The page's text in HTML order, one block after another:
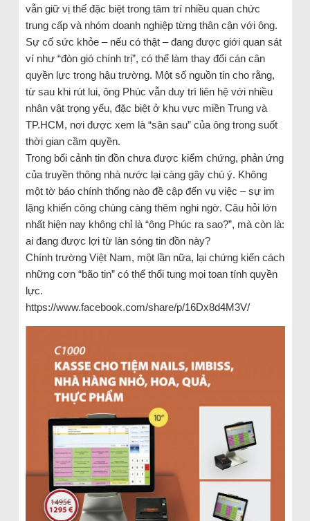
vẫn giữ vị thế đặc biệt trong tâm trí nhiều quan chức
trung cấp và nhóm doanh nghiệp từng thân cận với ông.
Sự cố sức khỏe – nếu có thật – đang được giới quan sát
ví như “đòn gió chính trị”, có thể làm thay đổi cán cân
quyền lực trong hậu trường. Một số nguồn tin cho rằng,
từ sau khi rút lui, ông Phúc vẫn duy trì liên hệ với nhiều
nhân vật trọng yếu, đặc biệt ở khu vực miền Trung và
TP.HCM, nơi được xem là “sân sau” của ông trong suốt
thời gian cầm quyền.
Trong bối cảnh tin đồn chưa được kiểm chứng, phản ứng
của truyền thông nhà nước lại càng gây chú ý. Không
một tờ báo chính thống nào đề cập đến vụ việc – sự im
lặng khiến công chúng càng thêm nghi ngờ. Câu hỏi lớn
nhất hiện nay không chỉ là “ông Phúc ra sao?”, mà còn là:
ai đang được lợi từ làn sóng tin đồn này?
Chính trường Việt Nam, một lần nữa, lại chứng kiến cách
những cơn “bão tin” có thể thổi tung mọi toan tính quyền
lực.
https://www.facebook.com/share/p/16Dx8d4M3V/